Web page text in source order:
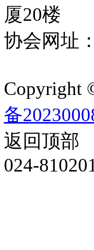
厦20楼
协会网址
备
返回顶部
024-